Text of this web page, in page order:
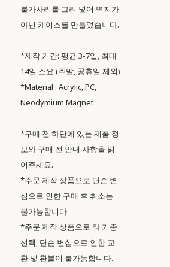
불가사리를 그려 넣어 벽지가
아닌 케이스를 만들었습니다.
*제작 기간: 평균 3-7일, 최대
14일 소요 (주말, 공휴일 제외)
*Material : Acrylic, PC,
Neodymium Magnet
*구매 전 하단에 있는 제품 정
보와 구매 전 안내 사항을 읽
어주세요.
*주문 제작 상품으로 단순 변
심으로 인한 구매 후 취소는
불가능합니다.
*주문 제작 상품으로 타 기종
선택, 단순 변심으로 인한 교
환 및 환불이 불가능합니다.